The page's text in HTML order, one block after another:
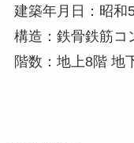
建築年月日：昭和
構造：鉄骨鉄筋コ
階数：地上8階 地